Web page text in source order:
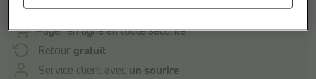
Payer en ligne en toute sécurité
Retour gratuit
Service client avec un sourire